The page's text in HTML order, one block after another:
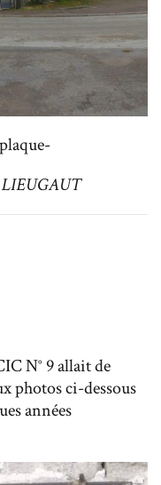
N° 9 allait de
photos ci-dessous
années